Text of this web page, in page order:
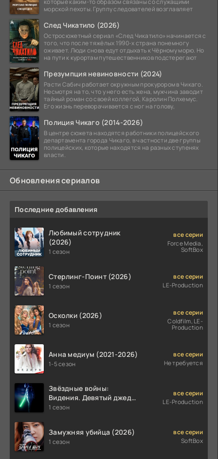
морской пехоты. Группу следователей возглавляет
След Чикатило (2026)
Остросюжетный сериал «След Чикатило» начинается с
того, что после тяжёлых 1990-х страна понемногу
оживает. Люди снова едут отдыхать к Чёрному морю. Но
на пути к курортам путешественников подстерегают
Презумпция невиновности (2024)
Расти Сабич работает окружным прокурором в Чикаго.
Несмотря на то, что у него есть жена, мужчина заводит
тайный роман со своей коллегой, Каролин Полхемус.
Его жизнь переворачивается с ног на голову,
Полиция Чикаго (2014-2026)
В центре сюжета находятся работники полицейского
департамента города Чикаго, в частности две группы
полицейских, которые находятся на разных ступенях
власти.
Обновления сериалов
Последние добавления
Любимый сотрудник
(2026)
1 сезон
все серии
Force Media,
SoftBox
Стерлинг-Поинт (2026)
1 сезон
все серии
LE-Production
Осколки (2026)
1 сезон
все серии
Coldfilm, LE-
Production
Анна медиум (2021-2026)
1-5 сезон
все серии
Не требуется
Звёздные войны:
Видения. Девятый джедай
(2026)
1 сезон
все серии
LE-Production
Замужняя убийца (2026)
1 сезон
все серии
SoftBox